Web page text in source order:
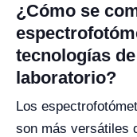
¿Cómo se
tecnologías
laboratorio?
Los
son más versátiles